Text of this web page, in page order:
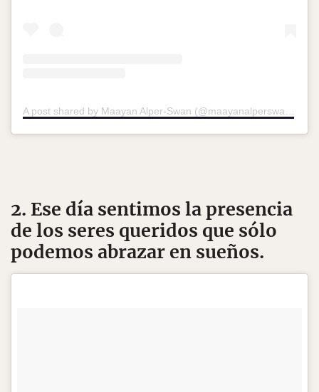
A post shared by Maayan Alper-Swan (@maayanalperswan)
2. Ese día sentimos la presencia
de los seres queridos que sólo
podemos abrazar en sueños.